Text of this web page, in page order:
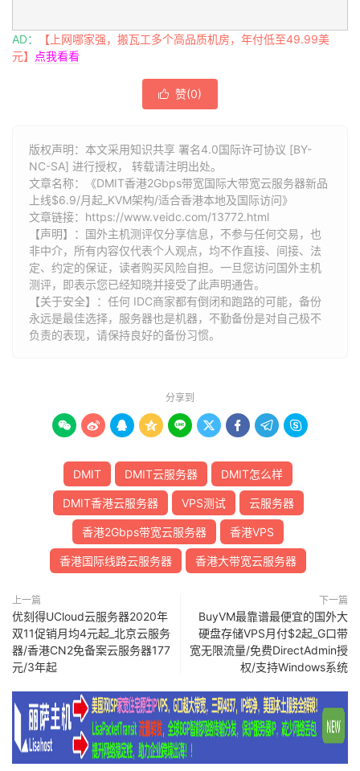
AD：
【上网哪家强，搬瓦工多个高品质机房，年付低至49.99美
元】
点我看看
 赞(0)
版权声明：本文采用知识共享 署名4.0国际许可协议 [BY-
NC-SA] 进行授权， 转载请注明出处。
文章名称：《DMIT香港2Gbps带宽国际大带宽云服务器新品
上线$6.9/月起_KVM架构/适合香港本地及国际访问》
文章链接： https://www.veidc.com/13772.html
【声明】：国外主机测评仅分享信息，不参与任何交易，也
非中介，所有内容仅代表个人观点，均不作直接、间接、法
定、约定的保证，读者购买风险自担。一旦您访问国外主机
测评，即表示您已经知晓并接受了此声明通告。
【关于安全】：任何 IDC商家都有倒闭和跑路的可能，备份
永远是最佳选择，服务器也是机器，不勤备份是对自己极不
负责的表现，请保持良好的备份习惯。
分享到
        
DMIT DMIT云服务器 DMIT怎么样
DMIT香港云服务器 VPS测试 云服务器
香港2Gbps带宽云服务器 香港VPS
香港国际线路云服务器 香港大带宽云服务器
上一篇
优刻得UCloud云服务器2020年
双11促销月均4元起_北京云服务
器/香港CN2免备案云服务器177
元/3年起
下一篇
BuyVM最靠谱最便宜的国外大
硬盘存储VPS月付$2起_G口带
宽无限流量/免费DirectAdmin授
权/支持Windows系统